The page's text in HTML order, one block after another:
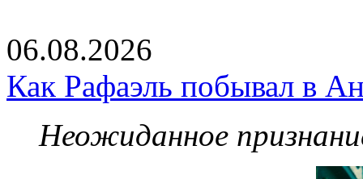
06.08.2026
Как Рафаэль побывал в
Неожиданное